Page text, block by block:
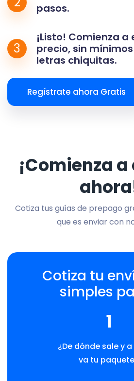
pasos.
3
¡Listo! Comienza
precio, sin
letras chiquitas.
Regístrate ahora Gratis
¡Comienza
Cotiza tus guías de prepago
que es enviar con
Cotiza tu
simples
1
¿De dónde sale y
va tu